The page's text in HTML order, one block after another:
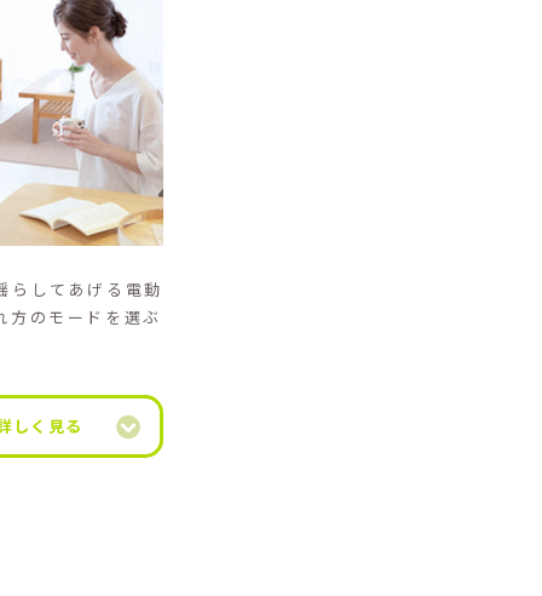
らしてあげる電動
方のモードを選ぶ
しく見る